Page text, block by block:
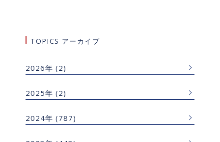
TOPICS アーカイブ
2026年 (2)
2025年 (2)
2024年 (787)